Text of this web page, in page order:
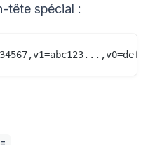
tête spécial :